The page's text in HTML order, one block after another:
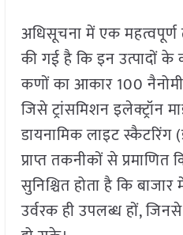
अधिसूचना में एक महत्वपूर्ण
की गई है कि इन उत्पादों
कणों का आकार 100
जिसे ट्रांसमिशन इलेक्ट्रॉन
डायनामिक लाइट स्कैटरिंग
प्राप्त तकनीकों से
सुनिश्चित होता है कि
उर्वरक ही उपलब्ध हों, जिनसे